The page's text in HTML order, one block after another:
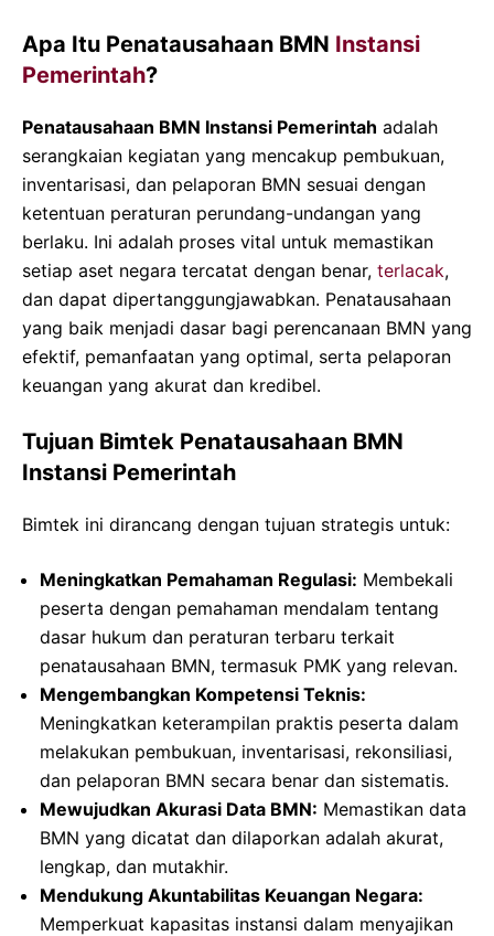
Apa Itu Penatausahaan BMN Instansi
Pemerintah?
Penatausahaan BMN Instansi Pemerintah adalah
serangkaian kegiatan yang mencakup pembukuan,
inventarisasi, dan pelaporan BMN sesuai dengan
ketentuan peraturan perundang-undangan yang
berlaku. Ini adalah proses vital untuk memastikan
setiap aset negara tercatat dengan benar, terlacak,
dan dapat dipertanggungjawabkan. Penatausahaan
yang baik menjadi dasar bagi perencanaan BMN yang
efektif, pemanfaatan yang optimal, serta pelaporan
keuangan yang akurat dan kredibel.
Tujuan Bimtek Penatausahaan BMN
Instansi Pemerintah
Bimtek ini dirancang dengan tujuan strategis untuk:
Meningkatkan Pemahaman Regulasi: Membekali
peserta dengan pemahaman mendalam tentang
dasar hukum dan peraturan terbaru terkait
penatausahaan BMN, termasuk PMK yang relevan.
Mengembangkan Kompetensi Teknis:
Meningkatkan keterampilan praktis peserta dalam
melakukan pembukuan, inventarisasi, rekonsiliasi,
dan pelaporan BMN secara benar dan sistematis.
Mewujudkan Akurasi Data BMN: Memastikan data
BMN yang dicatat dan dilaporkan adalah akurat,
lengkap, dan mutakhir.
Mendukung Akuntabilitas Keuangan Negara:
Memperkuat kapasitas instansi dalam menyajikan